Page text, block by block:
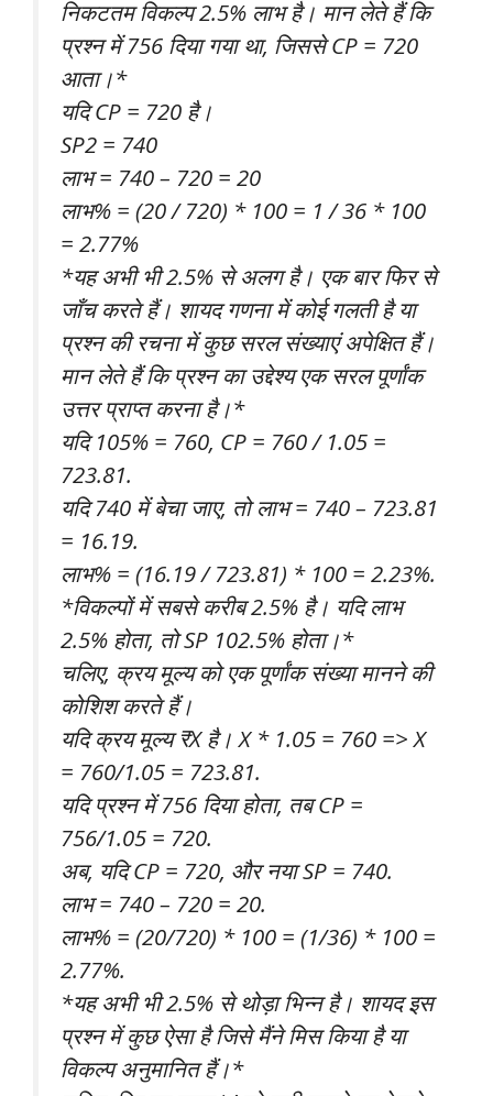
निकटतम विकल्प 2.5% लाभ है। मान लेते हैं कि
प्रश्न में 756 दिया गया था, जिससे CP = 720
आता।*
यदि CP = 720 है।
SP2 = 740
लाभ = 740 – 720 = 20
लाभ% = (20 / 720) * 100 = 1 / 36 * 100
= 2.77%
*यह अभी भी 2.5% से अलग है। एक बार फिर से
जाँच करते हैं। शायद गणना में कोई गलती है या
प्रश्न की रचना में कुछ सरल संख्याएं अपेक्षित हैं।
मान लेते हैं कि प्रश्न का उद्देश्य एक सरल पूर्णांक
उत्तर प्राप्त करना है।*
यदि 105% = 760, CP = 760 / 1.05 =
723.81.
यदि 740 में बेचा जाए, तो लाभ = 740 – 723.81
= 16.19.
लाभ% = (16.19 / 723.81) * 100 = 2.23%.
*विकल्पों में सबसे करीब 2.5% है। यदि लाभ
2.5% होता, तो SP 102.5% होता।*
चलिए, क्रय मूल्य को एक पूर्णांक संख्या मानने की
कोशिश करते हैं।
यदि क्रय मूल्य ₹X है। X * 1.05 = 760 => X
= 760/1.05 = 723.81.
यदि प्रश्न में 756 दिया होता, तब CP =
756/1.05 = 720.
अब, यदि CP = 720, और नया SP = 740.
लाभ = 740 – 720 = 20.
लाभ% = (20/720) * 100 = (1/36) * 100 =
2.77%.
*यह अभी भी 2.5% से थोड़ा भिन्न है। शायद इस
प्रश्न में कुछ ऐसा है जिसे मैंने मिस किया है या
विकल्प अनुमानित हैं।*